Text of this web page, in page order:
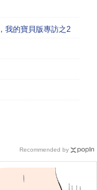
我的寶貝版專訪之2
Recommended by